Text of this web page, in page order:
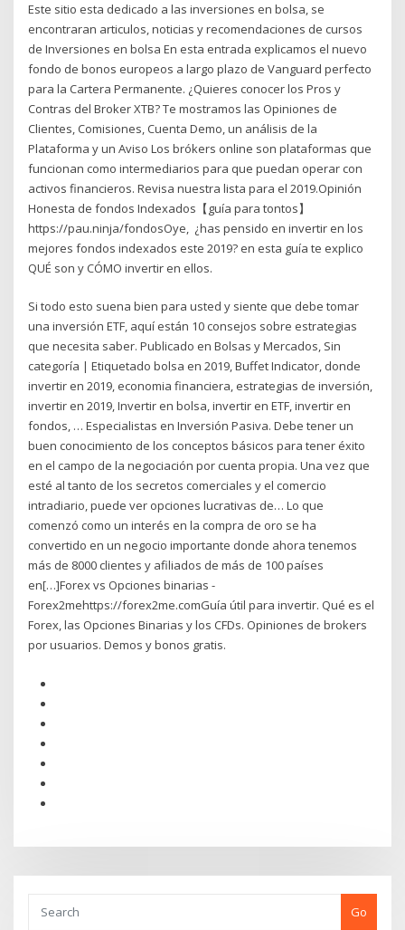
Este sitio esta dedicado a las inversiones en bolsa, se
encontraran articulos, noticias y recomendaciones de cursos
de Inversiones en bolsa En esta entrada explicamos el nuevo
fondo de bonos europeos a largo plazo de Vanguard perfecto
para la Cartera Permanente. ¿Quieres conocer los Pros y
Contras del Broker XTB? Te mostramos las Opiniones de
Clientes, Comisiones, Cuenta Demo, un análisis de la
Plataforma y un Aviso Los brókers online son plataformas que
funcionan como intermediarios para que puedan operar con
activos financieros. Revisa nuestra lista para el 2019.Opinión
Honesta de fondos Indexados【guía para tontos】
https://pau.ninja/fondosOye, ️ ¿has pensido en invertir en los
mejores fondos indexados este 2019? en esta guía te explico
QUÉ son y CÓMO invertir en ellos.
Si todo esto suena bien para usted y siente que debe tomar
una inversión ETF, aquí están 10 consejos sobre estrategias
que necesita saber. Publicado en Bolsas y Mercados, Sin
categoría | Etiquetado bolsa en 2019, Buffet Indicator, donde
invertir en 2019, economia financiera, estrategias de inversión,
invertir en 2019, Invertir en bolsa, invertir en ETF, invertir en
fondos, … Especialistas en Inversión Pasiva. Debe tener un
buen conocimiento de los conceptos básicos para tener éxito
en el campo de la negociación por cuenta propia. Una vez que
esté al tanto de los secretos comerciales y el comercio
intradiario, puede ver opciones lucrativas de… Lo que
comenzó como un interés en la compra de oro se ha
convertido en un negocio importante donde ahora tenemos
más de 8000 clientes y afiliados de más de 100 países
en[…]Forex vs Opciones binarias -
Forex2mehttps://forex2me.comGuía útil para invertir. Qué es el
Forex, las Opciones Binarias y los CFDs. Opiniones de brokers
por usuarios. Demos y bonos gratis.
Go